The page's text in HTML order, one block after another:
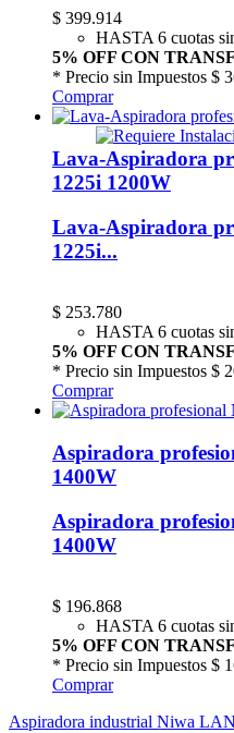
$ 399.914
HASTA 6 cuotas
5% OFF CON
* Precio sin Impuestos $
Comprar
Lava-Aspiradora
1225i 1200W
Lava-Aspiradora
1225i...
$ 253.780
HASTA 6 cuotas
5% OFF CON
* Precio sin Impuestos $
Comprar
Aspiradora
1400W
Aspiradora
1400W
$ 196.868
HASTA 6 cuotas
5% OFF CON
* Precio sin Impuestos $
Comprar
Aspiradora industrial Niwa